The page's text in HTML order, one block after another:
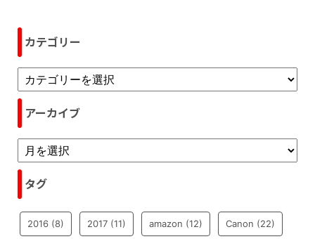
カテゴリー
アーカイブ
タグ
2016 (8) 2017 (11) amazon (12) Canon (22)